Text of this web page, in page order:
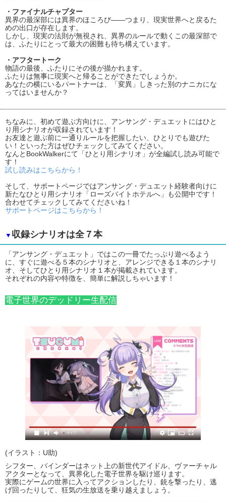
・ファイナルチャプター
異界の最深部には異界のほころび――つまり、現実世界へと戻るた
めの出口が存在します。
しかし、現実の法則が無視され、異界のルールで動くこの最深部で
は、ふたりにとって最大の困難も待ち構えています。
・アフタートーク
物語の最後、ふたりにその後が描かれます。
ふたりは無事に現実へと帰ることができたでしょうか。
あなたの横にいるパートナーは、「変異」しきった別のナニカにな
ってはいませんか？
ちなみに、初めて遊ぶ方向けに、アンサング・デュエットにはひと
り用シナリオが収録されています！
お友達と遊ぶ前に一通りルールを把握したい、ひとりでも遊びた
い！といった方はぜひチェックしてみてください。
なんとBookWalkerにて「ひとり用シナリオ」が全編試し読み可能で
す！
試し読みはこちらから！
そして、サポートページではアンサング・デュエット経験者向けに
新たなひとり用シナリオ「ローズバイトホテルへ」も公開中です！
合わせてチェックしてみてくださいね！
サポートページはこちらから！
▼ 収録シナリオは全７本
「アンサング・デュエット」ではこの一冊でたっぷり遊べるよう
に、すぐに遊べる５本のシナリオと、アレンジできる１本のシナリ
オ、そしてひとり用シナリオ１本が掲載されています。
それぞれの内容や特徴を、簡単に解説しちゃいます！
電子世界のデッドリー生配信
(イラスト：U助)
シフター、バインダーはネット上の新世代アイドル、ヴァーチャル
アクターとなって、異界化した電子世界を駆け巡ります。
実際にゲームの世界に入ってアクションしたり、銃を撃ったり、逃
げ回ったりして、狂気の生放送を乗り越えましょう。